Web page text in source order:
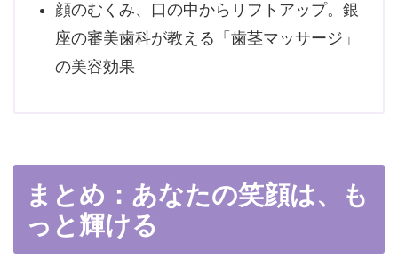
顔のむくみ、口の中からリフトアップ。銀
座の審美歯科が教える「歯茎マッサージ」
の美容効果
まとめ：あなたの笑顔は、も
っと輝ける